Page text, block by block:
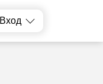
Вход